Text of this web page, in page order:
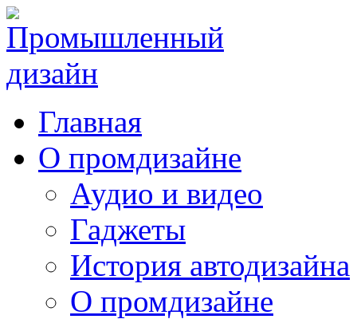
Главная
О промдизайне
Аудио и видео
Гаджеты
История автодизайна
О промдизайне